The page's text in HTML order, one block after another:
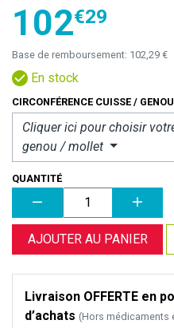
102€29
Base de remboursement: 102,29 €
En stock
CIRCONFÉRENCE CUISSE /
Cliquer ici pour choisir
genou / mollet
QUANTITÉ
AJOUTER AU PANIER
Livraison OFFERTE en
d’achats (Hors médicaments